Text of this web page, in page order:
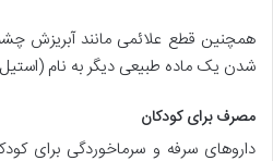
همچنین قطع علائمی مانند آبریزش
شدن یک ماده طبیعی دیگر به نام
مصرف برای کودکان